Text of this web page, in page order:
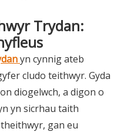
Trydan:
yn cynnig ateb
cludo teithwyr. Gyda
diogelwch, a digon o
yn sicrhau taith
gan eu